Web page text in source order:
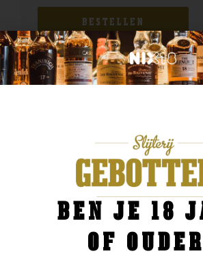
BESTELLEN
BEN JE 18
OF